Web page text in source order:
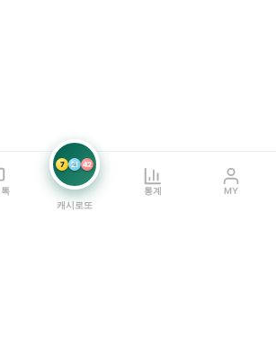
7 21 42
캐시로또
통계 MY